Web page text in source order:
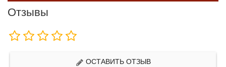
Отзывы
ОСТАВИТЬ ОТЗЫВ